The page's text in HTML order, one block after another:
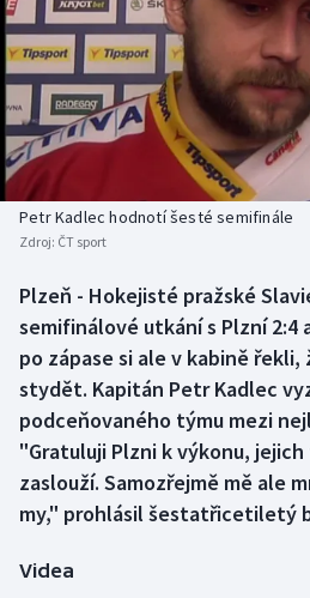
Americký fotbal
Baseball a softbal
Basketbal
Biatlon
Box
Curling
Dostihy
Florbal
Futsal
NEPŘEHLÉDNĚTE
Soutěže
Historické návraty
Aplikace ČT sport
Petr Kadlec hodnotí šesté semifinále
Zdroj: ČT sport
Plzeň - Hokejisté pražské
semifinálové utkání s Plzní 2:4
po zápase si ale v kabině řekli,
stydět. Kapitán Petr Kadlec
podceňovaného týmu mezi
"Gratuluji Plzni k výkonu,
zaslouží. Samozřejmě mě ale
my," prohlásil šestatřicetiletý
Videa